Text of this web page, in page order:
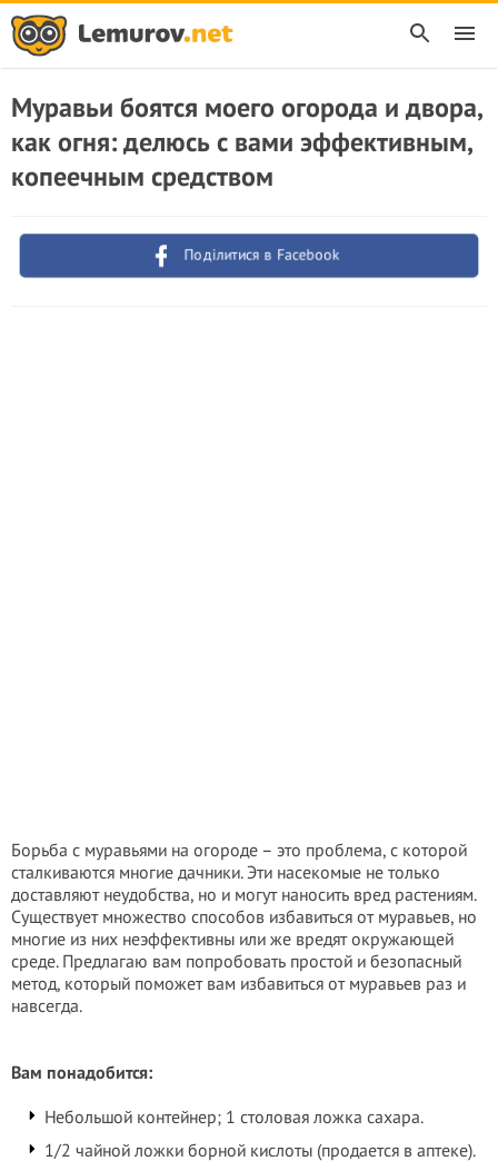
Муравьи боятся моего огорода и двора,
как огня: делюсь с вами эффективным,
копеечным средством
Поділитися в Facebook
Борьба с муравьями на огороде – это проблема, с которой
сталкиваются многие дачники. Эти насекомые не только
доставляют неудобства, но и могут наносить вред растениям.
Существует множество способов избавиться от муравьев, но
многие из них неэффективны или же вредят окружающей
среде. Предлагаю вам попробовать простой и безопасный
метод, который поможет вам избавиться от муравьев раз и
навсегда.
Вам понадобится:
Небольшой контейнер; 1 столовая ложка сахара.
1/2 чайной ложки борной кислоты (продается в аптеке).